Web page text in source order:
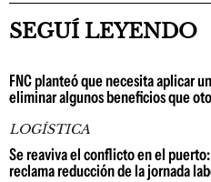
SEGUÍ LEYENDO
FNC planteó que necesita aplicar
eliminar algunos beneficios que
LOGÍSTICA
Se reaviva el conflicto en el
reclama reducción de la jornada